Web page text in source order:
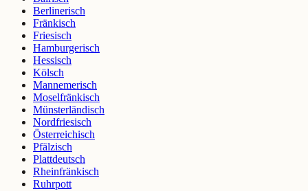
Berlinerisch
Fränkisch
Friesisch
Hamburgerisch
Hessisch
Kölsch
Mannemerisch
Moselfränkisch
Münsterländisch
Nordfriesisch
Österreichisch
Pfälzisch
Plattdeutsch
Rheinfränkisch
Ruhrpott